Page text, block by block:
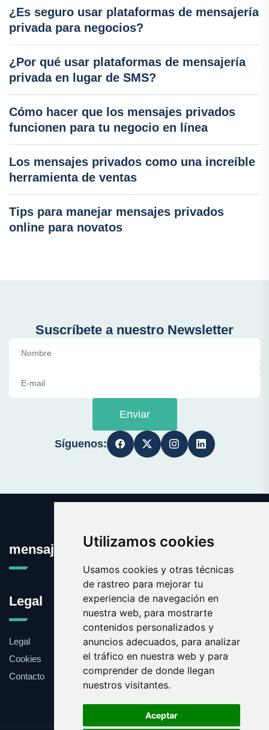
Utilizamos cookies
Usamos cookies y otras técnicas
de rastreo para mejorar tu
experiencia de navegación en
nuestra web, para mostrarte
contenidos personalizados y
anuncios adecuados, para analizar
el tráfico en nuestra web y para
comprender de donde llegan
nuestros visitantes.
Aceptar
¿Es seguro usar plataformas de mensajería
privada para negocios?
¿Por qué usar plataformas de mensajería
privada en lugar de SMS?
Cómo hacer que los mensajes privados
funcionen para tu negocio en línea
Los mensajes privados como una increíble
herramienta de ventas
Tips para manejar mensajes privados
online para novatos
Suscríbete a nuestro Newsletter
Enviar
Síguenos:
mensajeprivado.com
Legal
Legal
Cookies
Contacto